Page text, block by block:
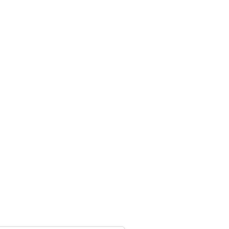
Fitnessstudio erfolgreich
als Unternehmer*in in der